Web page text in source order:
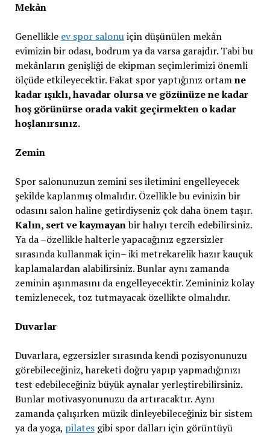
Mekân
Genellikle ev spor salonuiçin düşünülen mekân
evimizin bir odası, bodrum ya da varsa garajdır. Tabi bu
mekânların genişliği de ekipman seçimlerimizi önemli
ölçüde etkileyecektir. Fakat spor yaptığınız ortamne
kadar ışıklı, havadar olursa ve gözünüze ne kadar
hoş görünürse orada vakit geçirmekten o kadar
hoşlanırsınız.
Zemin
Spor salonunuzun zemini ses iletimini engelleyecek
şekilde kaplanmış olmalıdır. Özellikle bu evinizin bir
odasını salon haline getirdiyseniz çok daha önem taşır.
Kalın, sert ve kaymayanbir halıyı tercih edebilirsiniz.
Ya da –özellikle halterle yapacağınız egzersizler
sırasında kullanmak için– iki metrekarelik hazır kauçuk
kaplamalardan alabilirsiniz. Bunlar aynı zamanda
zeminin aşınmasını da engelleyecektir. Zemininiz kolay
temizlenecek, toz tutmayacak özellikte olmalıdır.
Duvarlar
Duvarlara, egzersizler sırasında kendi pozisyonunuzu
görebileceğiniz, hareketi doğru yapıp yapmadığınızı
test edebileceğiniz büyük aynalar yerleştirebilirsiniz.
Bunlar motivasyonunuzu da artıracaktır. Aynı
zamanda çalışırken müzik dinleyebileceğiniz bir sistem
ya da yoga, pilatesgibi spor dalları için görüntüyü